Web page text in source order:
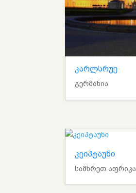
კარლსრუე
გერმანია
კეიპტაუნი
სამხრეთ აფრიკა